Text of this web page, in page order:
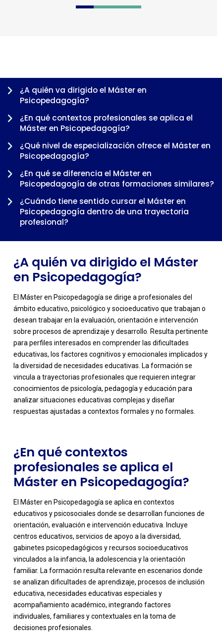
0 1 2 3 4 5 6 7 8
¿A quién va dirigido el Máster en
Psicopedagogía?
¿En qué contextos profesionales se aplica el
Máster en Psicopedagogía?
¿Qué nivel de especialización ofrece el Máster en
Psicopedagogía?
¿En qué se diferencia el Máster en
Psicopedagogía de otras formaciones similares?
¿Cuándo tiene sentido cursar el Máster en
Psicopedagogía dentro de una trayectoria
profesional?
¿A quién va dirigido el Máster
en Psicopedagogía?
El Máster en Psicopedagogía se dirige a profesionales del
ámbito educativo, psicológico y socioeducativo que trabajan o
desean trabajar en la evaluación, orientación e intervención
sobre procesos de aprendizaje y desarrollo. Resulta pertinente
para perfiles interesados en comprender las dificultades
educativas, los factores cognitivos y emocionales implicados y
la diversidad de necesidades educativas. La formación se
vincula a trayectorias profesionales que requieren integrar
conocimientos de psicología, pedagogía y educación para
analizar situaciones educativas complejas y diseñar
respuestas ajustadas a contextos formales y no formales.
-
¿En qué contextos
profesionales se aplica el
Máster en Psicopedagogía?
El Máster en Psicopedagogía se aplica en contextos
educativos y psicosociales donde se desarrollan funciones de
orientación, evaluación e intervención educativa. Incluye
centros educativos, servicios de apoyo a la diversidad,
gabinetes psicopedagógicos y recursos socioeducativos
vinculados a la infancia, la adolescencia y la orientación
familiar. La formación resulta relevante en escenarios donde
se analizan dificultades de aprendizaje, procesos de inclusión
educativa, necesidades educativas especiales y
acompañamiento académico, integrando factores
individuales, familiares y contextuales en la toma de
decisiones profesionales.
-